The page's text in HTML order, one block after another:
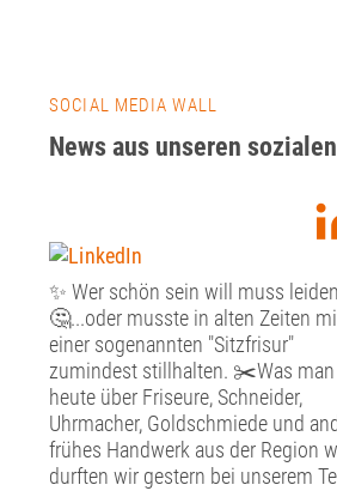
SOCIAL MEDIA WALL
News aus unseren
✨ Wer schön sein will muss
🤔...oder musste in alten Zeiten
einer sogenannten "Sitzfrisur"
zumindest stillhalten. ✂️Was
heute über Friseure, Schneider,
Uhrmacher, Goldschmiede und
frühes Handwerk aus der Region
durften wir gestern bei unserem